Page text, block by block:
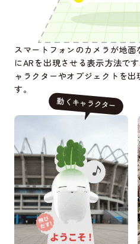
スマートフォンのカメラが地
にARを出現させる表示方法で
ャラクターやオブジェクトを
す。
動くキャラクター